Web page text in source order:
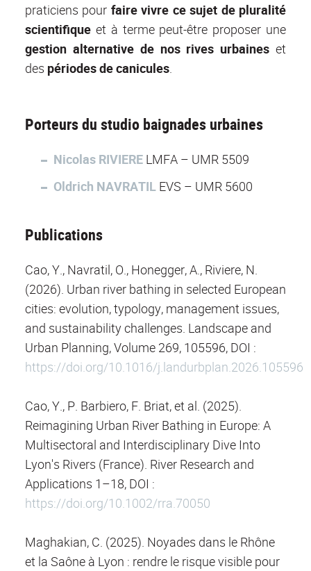
praticiens pour faire vivre ce sujet de pluralité
scientifique et à terme peut-être proposer une
gestion alternative de nos rives urbaines et
des périodes de canicules.
Porteurs du studio baignades urbaines
Nicolas RIVIERE LMFA – UMR 5509
Oldrich NAVRATIL EVS – UMR 5600
Publications
Cao, Y., Navratil, O., Honegger, A., Riviere, N.
(2026). Urban river bathing in selected European
cities: evolution, typology, management issues,
and sustainability challenges. Landscape and
Urban Planning, Volume 269, 105596, DOI :
https://doi.org/10.1016/j.landurbplan.2026.105596
Cao, Y., P. Barbiero, F. Briat, et al. (2025).
Reimagining Urban River Bathing in Europe: A
Multisectoral and Interdisciplinary Dive Into
Lyon's Rivers (France). River Research and
Applications 1–18, DOI :
https://doi.org/10.1002/rra.70050
Maghakian, C. (2025). Noyades dans le Rhône
et la Saône à Lyon : rendre le risque visible pour